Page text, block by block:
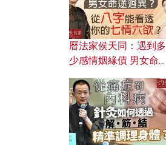
曆法家侯天同：遇到多
少感情姻緣債 男女命途
的七情六欲？